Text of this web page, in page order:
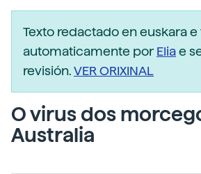
Texto redactado en euskara
automaticamente porEliae
revisión.VER ORIXINAL
O virus dos
Australia